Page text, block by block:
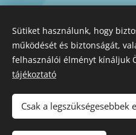
Foglalás elküldése
Adatkezelési
Sütiket használunk, hogy
működését és biztonságát,
felhasználói élményt kínáljuk
tájékoztató
Csak a legszükségesebbek